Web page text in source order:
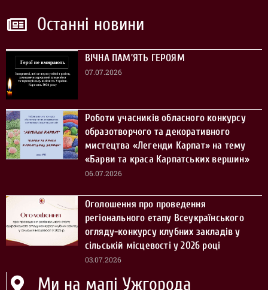
Останні новини
ВІЧНА ПАМ’ЯТЬ ГЕРОЯМ
07.07.2026
Роботи учасників обласного конкурсу
образотворчого та декоративного
мистецтва «Легенди Карпат» на тему
«Барви та краса Карпатських вершин»
06.07.2026
Оголошення про проведення
регіонального етапу Всеукраїнського
огляду-конкурсу клубних закладів у
сільській місцевості у 2026 році
03.07.2026
Ми на мапі Ужгорода